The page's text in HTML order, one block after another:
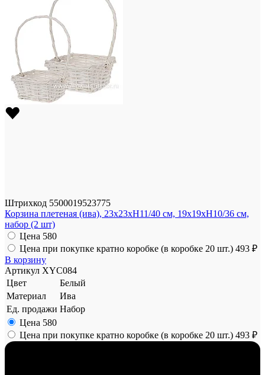
Штрихкод 5500019523775
Корзина плетеная (ива), 23x23xH11/40 см, 19x19xH10/36 см,
набор (2 шт)
Цена 580
Цена при покупке кратно коробке (в коробке 20 шт.) 493 ₽
В корзину
Артикул XYC084
Цвет
Белый
Материал
Ива
Ед. продажи Набор
Цена 580
Цена при покупке кратно коробке (в коробке 20 шт.) 493 ₽